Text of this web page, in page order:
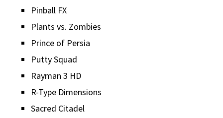
Pinball FX
Plants vs. Zombies
Prince of Persia
Putty Squad
Rayman 3 HD
R-Type Dimensions
Sacred Citadel